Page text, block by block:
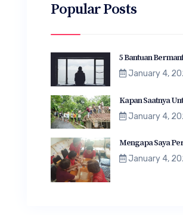
Popular Posts
5 Bantuan
January 4,
Kapan Saatnya
January 4,
Mengapa Saya
January 4,